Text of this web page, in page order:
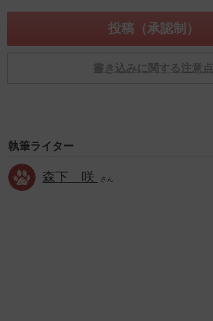
書き込みに関する注意点
執筆ライター
森下 咲 さん